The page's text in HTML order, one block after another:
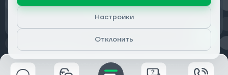
Конфиденциальность
© 2026 DRIVECLICK GROUP LTD | Все права защищены
Настройки
Отклонить